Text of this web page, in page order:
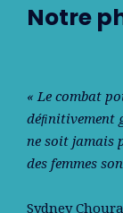
Notre
« Le combat
déﬁnitivement
ne soit jamais
des femmes
Sydney